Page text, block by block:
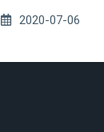
2020-07-06